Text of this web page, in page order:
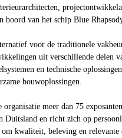
boord van het schip Blue
voor de traditionele
uit verschillende delen
en technische
bouwoplossingen.
meer dan 75
Duitsland en richt zich op
kwaliteit, beleving en